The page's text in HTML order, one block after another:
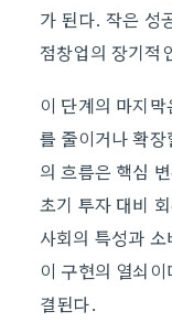
가 된다. 작은 성
점창업의 장기적
이 단계의 마지
를 줄이거나 확
의 흐름은 핵심
초기 투자 대비
사회의 특성과
이 구현의 열쇠
결된다.